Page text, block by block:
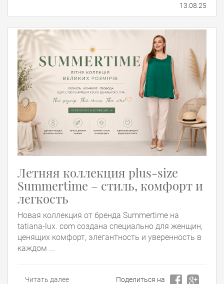
13.08.25
Летняя коллекция plus-size
Summertime – стиль, комфорт и
легкость
Новая коллекция от бренда Summertime на
tatiana-lux. com создана специально для женщин,
ценящих комфорт, элегантность и уверенность в
каждом ...
Читать далее Поделиться на